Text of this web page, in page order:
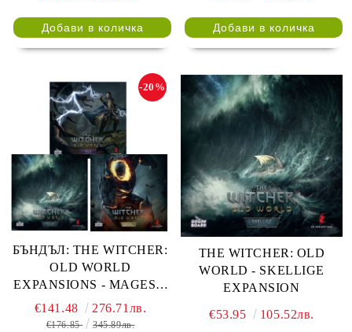
БЪНДЪЛ: THE WITCHER:
OLD WORLD
EXPANSIONS - MAGES +
SKELLIGE + LEGENDARY
HUNT
-20%
€141.48 276.71лв.
€176.85 345.89лв.
THE WITCHER: OLD
WORLD - SKELLIGE
EXPANSION
€53.95
105.52лв.